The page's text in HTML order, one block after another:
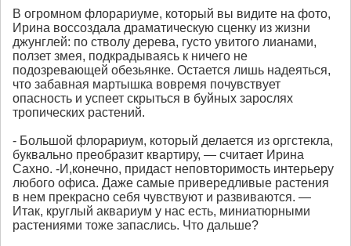
В огромном флорариуме, который вы видите на фото,
Ирина воссоздала драматическую сценку из жизни
джунглей: по стволу дерева, густо увитого лианами,
ползет змея, подкрадываясь к ничего не
подозревающей обезьянке. Остается лишь надеяться,
что забавная мартышка вовремя почувствует
опасность и успеет скрыться в буйных зарослях
тропических растений.
- Большой флорариум, который делается из оргстекла,
буквально преобразит квартиру, — считает Ирина
Сахно. -И,конечно, придаст неповторимость интерьеру
любого офиса. Даже самые привередливые растения
в нем прекрасно себя чувствуют и развиваются. —
Итак, круглый аквариум у нас есть, миниатюрными
растениями тоже запаслись. Что дальше?